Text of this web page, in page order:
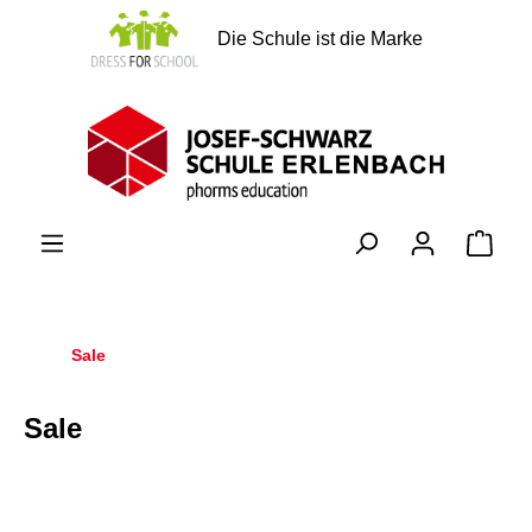
springen
Die Schule ist die Marke
Sale
Sale